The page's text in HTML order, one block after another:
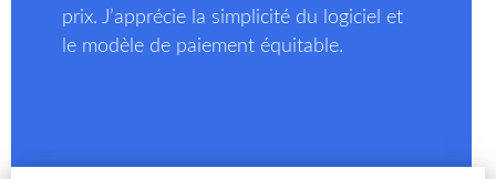
prix. J’apprécie la simplicité du logiciel et
le modèle de paiement équitable.